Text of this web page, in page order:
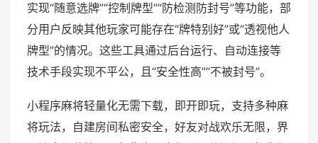
实现“随意选牌”“控制牌型”“防检测防封号”等功能，部
分用户反映其他玩家可能存在“牌特别好”或“透视他人
牌型”的情况。这些工具通过后台运行、自动连接等
技术手段实现不平公，且“安全性高”“不被封号”。
小程序麻将轻量化无需下载，即开即玩，支持多种麻
将玩法，自建房间私密安全，好友对战欢乐无限，界